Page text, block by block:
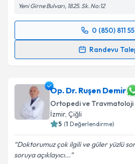
Yeni Girne Bulvarı, 1825. Sk. No:12
0 (850) 811
Randevu
Randevu Takvimi Talebi
takvim hazırlandığında e-posta
E-posta Adresiniz
Kişisel verilerimin
Op. Dr. Ruşen Demir
Ortopedi ve Travmatoloji
İzmir, Çiğli
5 (1 Değerlendirme)
Doktorumuz çok ilgili ve güler yüzlü
soruya açıklayıcı...